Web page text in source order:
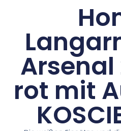
Arsenal
rot mit